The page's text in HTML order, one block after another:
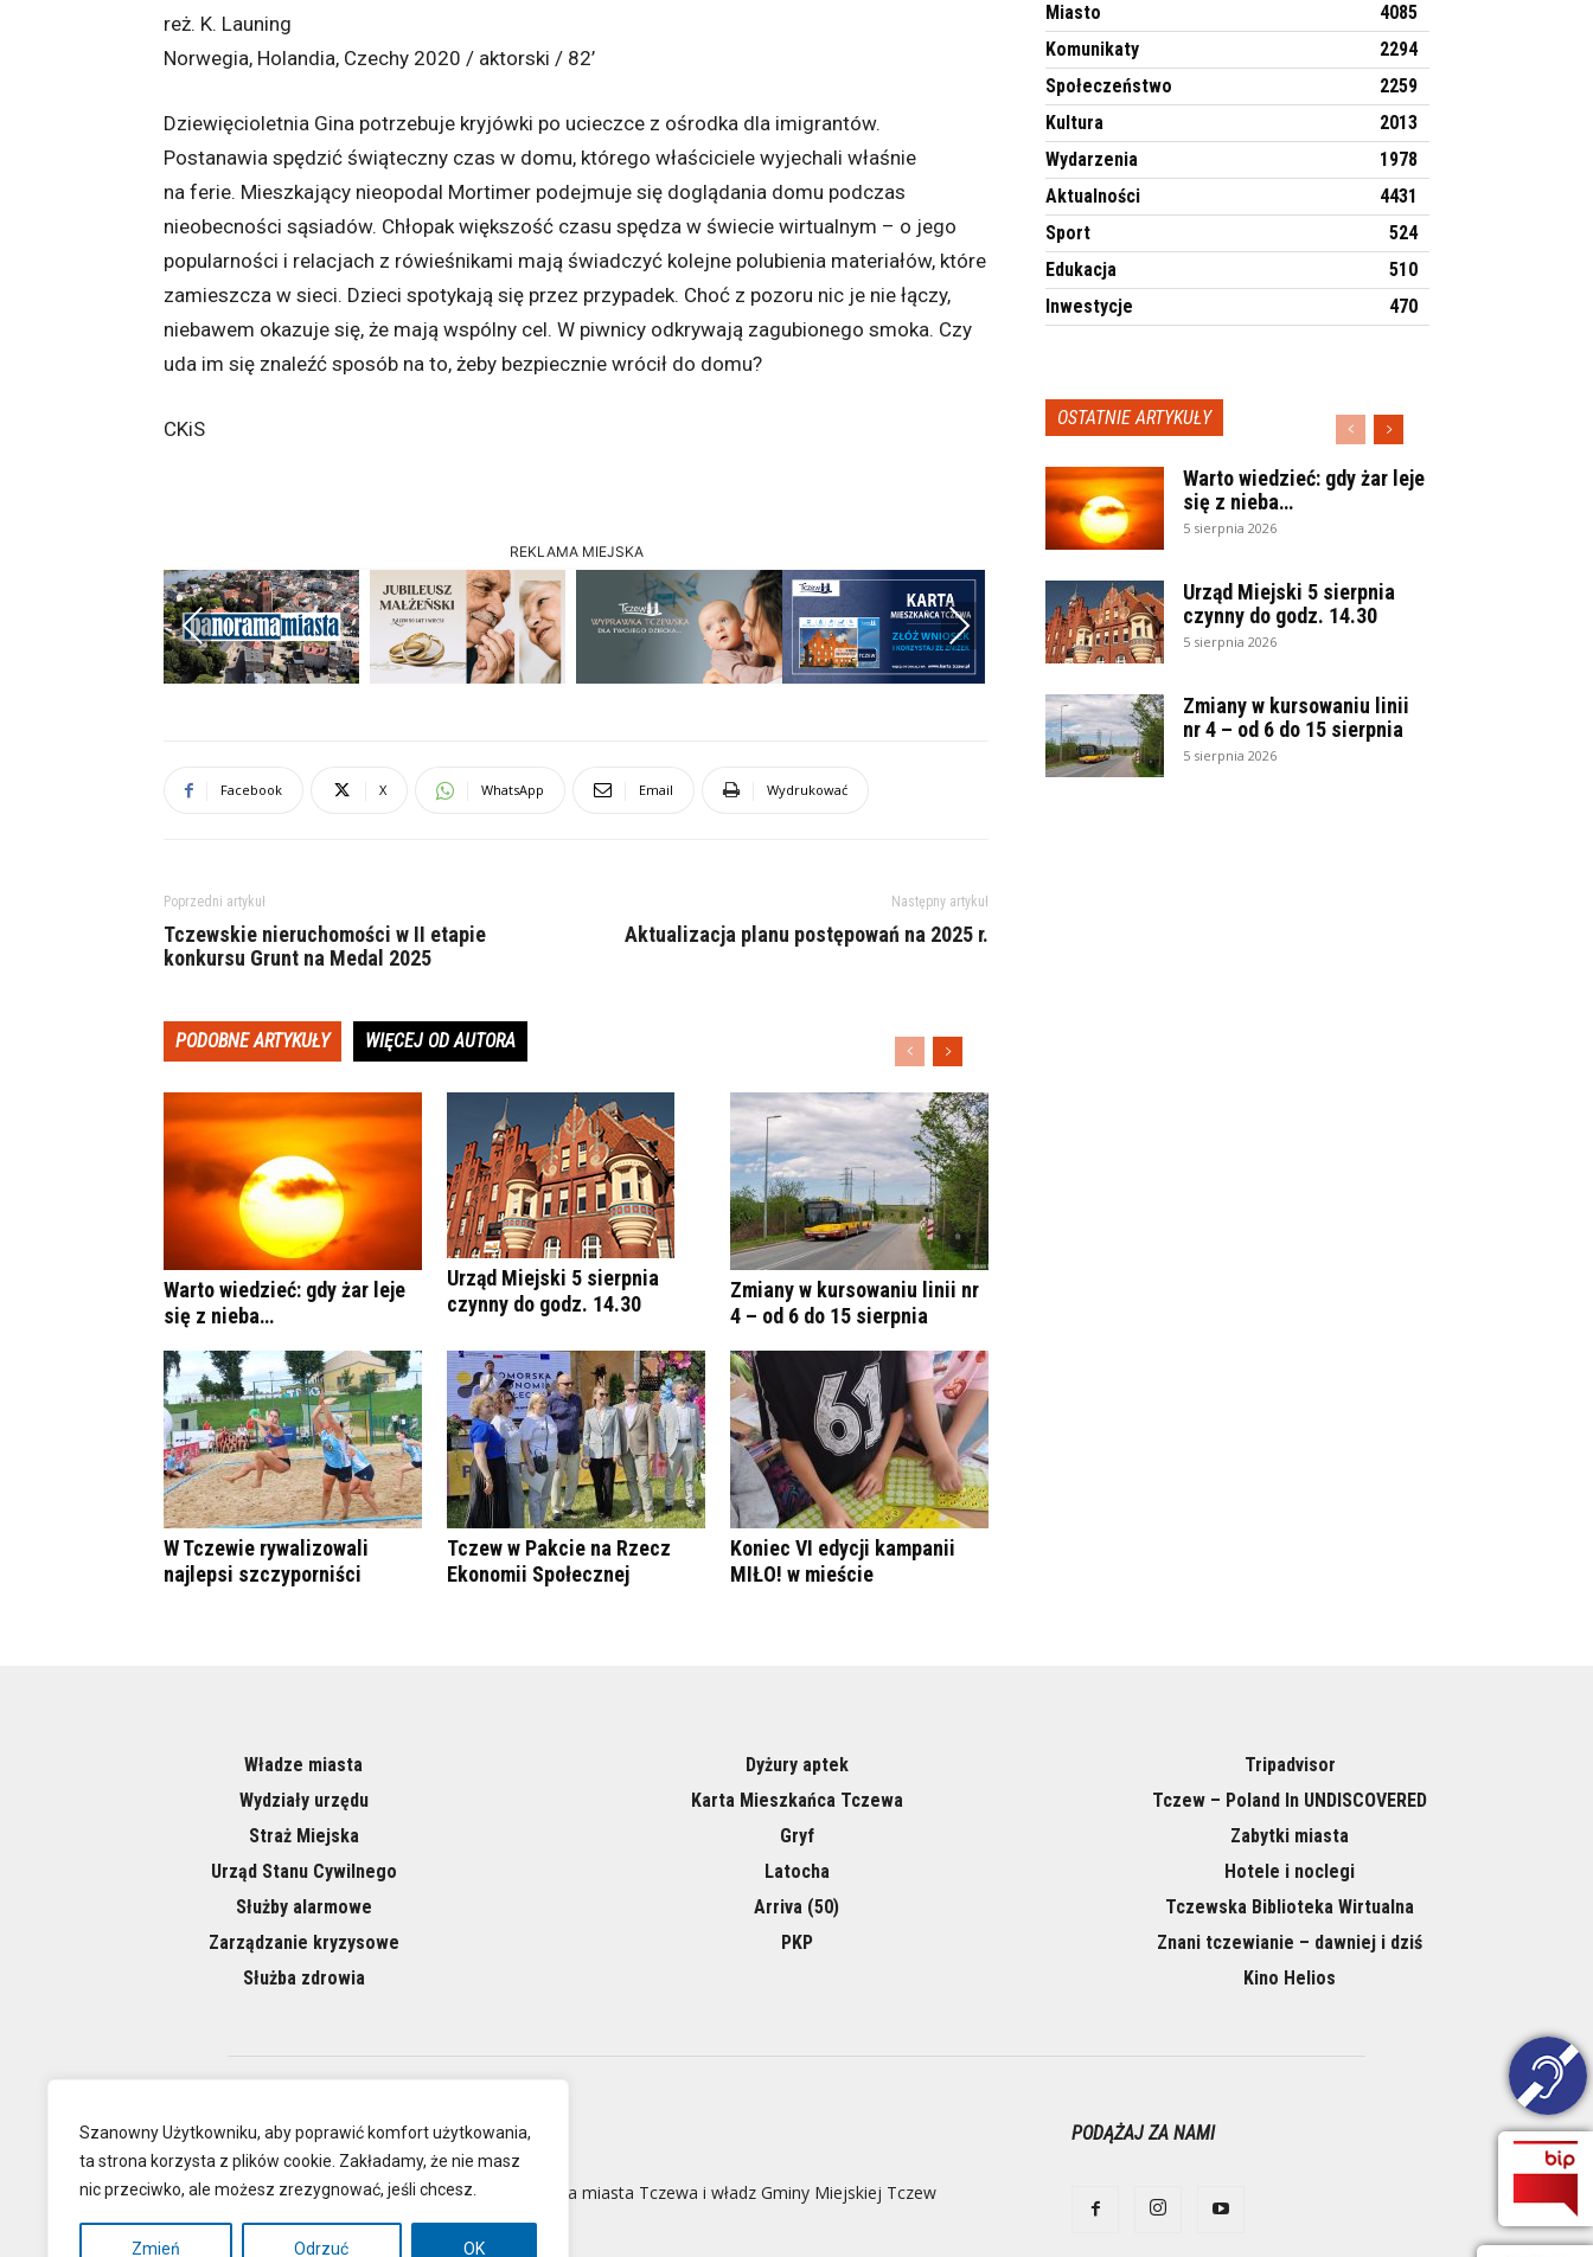
Szanowny Użytkowniku, aby poprawić komfort użytkowania,
ta strona korzysta z plików cookie. Zakładamy, że nie masz
nic przeciwko, ale możesz zrezygnować, jeśli chcesz.
Zmień Odrzuć OK
reż. K. Launing
Norwegia, Holandia, Czechy 2020 / aktorski / 82’
Dziewięcioletnia Gina potrzebuje kryjówki po ucieczce z ośrodka dla imigrantów.
Postanawia spędzić świąteczny czas w domu, którego właściciele wyjechali właśnie
na ferie. Mieszkający nieopodal Mortimer podejmuje się doglądania domu podczas
nieobecności sąsiadów. Chłopak większość czasu spędza w świecie wirtualnym – o jego
popularności i relacjach z rówieśnikami mają świadczyć kolejne polubienia materiałów, które
zamieszcza w sieci. Dzieci spotykają się przez przypadek. Choć z pozoru nic je nie łączy,
niebawem okazuje się, że mają wspólny cel. W piwnicy odkrywają zagubionego smoka. Czy
uda im się znaleźć sposób na to, żeby bezpiecznie wrócił do domu?
CKiS
REKLAMA MIEJSKA
Previous Next
Facebook X WhatsApp Email Wydrukować
Poprzedni artykuł
Tczewskie nieruchomości w II etapie
konkursu Grunt na Medal 2025
Następny artykuł
Aktualizacja planu postępowań na 2025 r.
PODOBNE ARTYKUŁY WIĘCEJ OD AUTORA
Warto wiedzieć: gdy żar leje
się z nieba…
Urząd Miejski 5 sierpnia
czynny do godz. 14.30
Zmiany w kursowaniu linii nr
4 – od 6 do 15 sierpnia
W Tczewie rywalizowali
najlepsi szczyporniści
Tczew w Pakcie na Rzecz
Ekonomii Społecznej
Koniec VI edycji kampanii
MIŁO! w mieście
Miasto
4085
Komunikaty
2294
Społeczeństwo
2259
Kultura
2013
Wydarzenia
1978
Aktualności
4431
Sport
524
Edukacja
510
Inwestycje
470
OSTATNIE ARTYKUŁY
Warto wiedzieć: gdy żar leje
się z nieba…
5 sierpnia 2026
Urząd Miejski 5 sierpnia
czynny do godz. 14.30
5 sierpnia 2026
Zmiany w kursowaniu linii
nr 4 – od 6 do 15 sierpnia
5 sierpnia 2026
Władze miasta
Wydziały urzędu
Straż Miejska
Urząd Stanu Cywilnego
Służby alarmowe
Zarządzanie kryzysowe
Służba zdrowia
Dyżury aptek
Karta Mieszkańca Tczewa
Gryf
Latocha
Arriva (50)
PKP
Tripadvisor
Tczew – Poland In UNDISCOVERED
Zabytki miasta
Hotele i noclegi
Tczewska Biblioteka Wirtualna
Znani tczewianie – dawniej i dziś
Kino Helios
O NAS
Oficjalna strona miasta Tczewa i władz Gminy Miejskiej Tczew
PODĄŻAJ ZA NAMI